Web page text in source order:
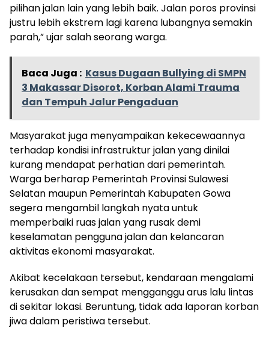
pilihan jalan lain yang lebih baik. Jalan poros provinsi
justru lebih ekstrem lagi karena lubangnya semakin
parah,” ujar salah seorang warga.
Baca Juga : Kasus Dugaan Bullying di SMPN
3 Makassar Disorot, Korban Alami Trauma
dan Tempuh Jalur Pengaduan
Masyarakat juga menyampaikan kekecewaannya
terhadap kondisi infrastruktur jalan yang dinilai
kurang mendapat perhatian dari pemerintah.
Warga berharap Pemerintah Provinsi Sulawesi
Selatan maupun Pemerintah Kabupaten Gowa
segera mengambil langkah nyata untuk
memperbaiki ruas jalan yang rusak demi
keselamatan pengguna jalan dan kelancaran
aktivitas ekonomi masyarakat.
Akibat kecelakaan tersebut, kendaraan mengalami
kerusakan dan sempat mengganggu arus lalu lintas
di sekitar lokasi. Beruntung, tidak ada laporan korban
jiwa dalam peristiwa tersebut.